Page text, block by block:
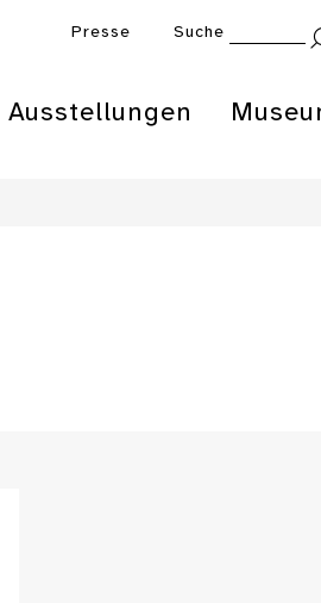
Presse Suche
Ausstellungen